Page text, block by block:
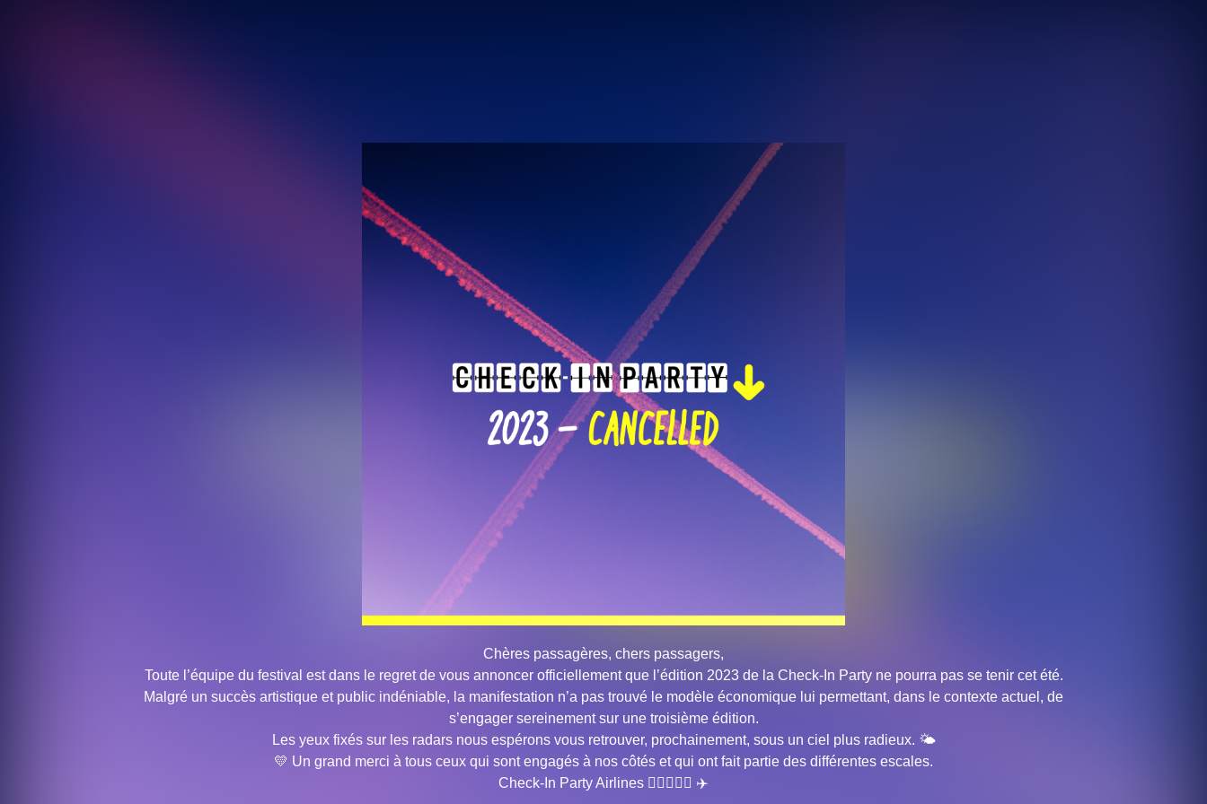
Chères passagères, chers passagers,
Toute l’équipe du festival est dans le regret de vous annoncer officiellement que l’édition 2023 de la Check-In Party ne pourra pas se tenir cet été.
Malgré un succès artistique et public indéniable, la manifestation n’a pas trouvé le modèle économique lui permettant, dans le contexte actuel, de
s’engager sereinement sur une troisième édition.
Les yeux fixés sur les radars nous espérons vous retrouver, prochainement, sous un ciel plus radieux. 🌤
💛 Un grand merci à tous ceux qui sont engagés à nos côtés et qui ont fait partie des différentes escales.
Check-In Party Airlines 👩‍✈️👨🏻‍✈️ ✈️